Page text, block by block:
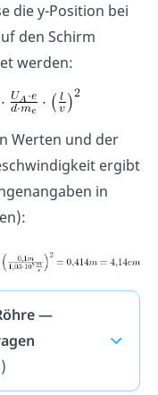
die y-Position bei
den Schirm
werden:
Werten und der
ergibt
in
—